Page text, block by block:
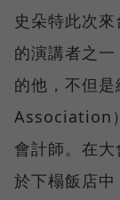
史朵特此次來
的演講者之
的他，不但
Association
會計師。在
於下榻飯店